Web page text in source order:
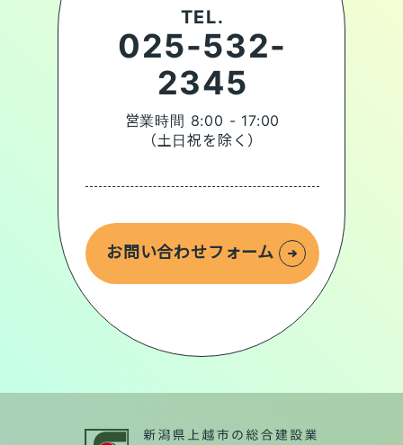
TEL.
025-532-
2345
営業時間 8:00 - 17:00
（土日祝を除く）
お問い合わせフォーム